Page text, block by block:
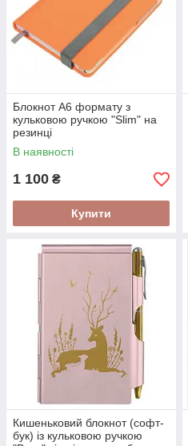
Блокнот А6 формату з
кульковою ручкою "Slim" на
резинці
В наявності
1 100 ₴
Купити
Кишеньковий блокнот (софт-
бук) із кульковою ручкою